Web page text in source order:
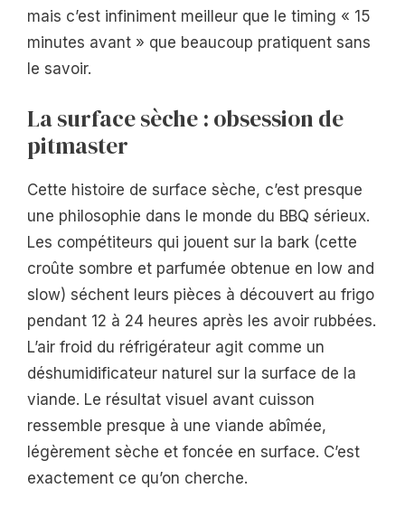
mais c’est infiniment meilleur que le timing « 15
minutes avant » que beaucoup pratiquent sans
le savoir.
La surface sèche : obsession de
pitmaster
Cette histoire de surface sèche, c’est presque
une philosophie dans le monde du BBQ sérieux.
Les compétiteurs qui jouent sur la bark (cette
croûte sombre et parfumée obtenue en low and
slow) séchent leurs pièces à découvert au frigo
pendant 12 à 24 heures après les avoir rubbées.
L’air froid du réfrigérateur agit comme un
déshumidificateur naturel sur la surface de la
viande. Le résultat visuel avant cuisson
ressemble presque à une viande abîmée,
légèrement sèche et foncée en surface. C’est
exactement ce qu’on cherche.